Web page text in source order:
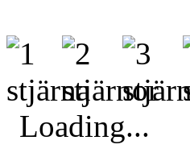
Loading...